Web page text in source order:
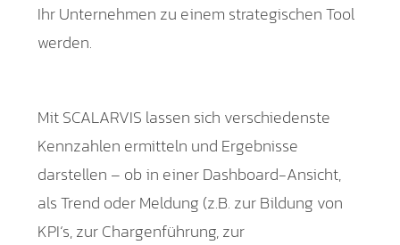
Ihr Unternehmen zu einem strategischen Tool
werden.
Mit SCALARVIS lassen sich verschiedenste
Kennzahlen ermitteln und Ergebnisse
darstellen – ob in einer Dashboard-Ansicht,
als Trend oder Meldung (z.B. zur Bildung von
KPI‘s, zur Chargenführung, zur